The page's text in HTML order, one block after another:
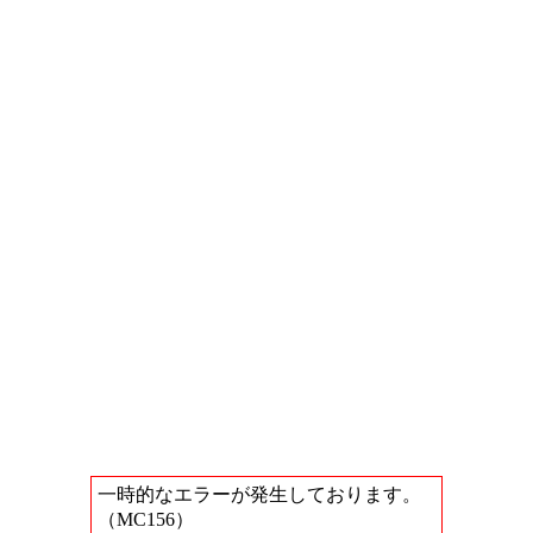
一時的なエラーが発生しております。
（MC156）